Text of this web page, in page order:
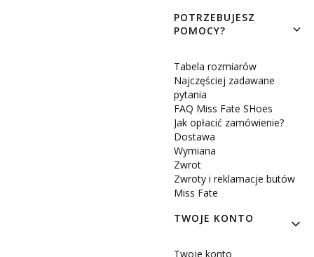
POTRZEBUJESZ
POMOCY?
Tabela rozmiarów
Najczęściej zadawane
pytania
FAQ Miss Fate SHoes
Jak opłacić zamówienie?
Dostawa
Wymiana
Zwrot
Zwroty i reklamacje butów
Miss Fate
TWOJE KONTO
Twoje konto